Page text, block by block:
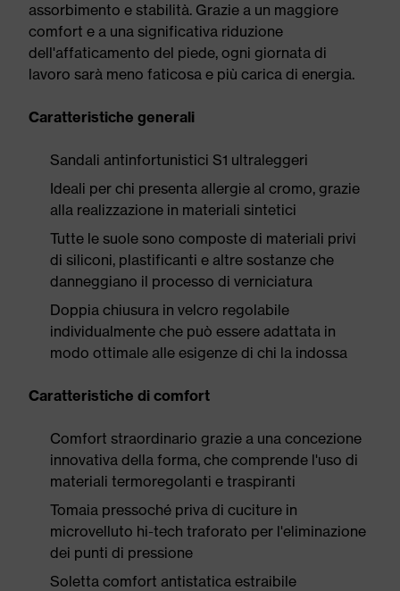
assorbimento e stabilità. Grazie a un maggiore
comfort e a una significativa riduzione
dell'affaticamento del piede, ogni giornata di
lavoro sarà meno faticosa e più carica di energia.
Caratteristiche generali
Sandali antinfortunistici S1 ultraleggeri
Ideali per chi presenta allergie al cromo, grazie
alla realizzazione in materiali sintetici
Tutte le suole sono composte di materiali privi
di siliconi, plastificanti e altre sostanze che
danneggiano il processo di verniciatura
Doppia chiusura in velcro regolabile
individualmente che può essere adattata in
modo ottimale alle esigenze di chi la indossa
Caratteristiche di comfort
Comfort straordinario grazie a una concezione
innovativa della forma, che comprende l'uso di
materiali termoregolanti e traspiranti
Tomaia pressoché priva di cuciture in
microvelluto hi-tech traforato per l'eliminazione
dei punti di pressione
Soletta comfort antistatica estraibile